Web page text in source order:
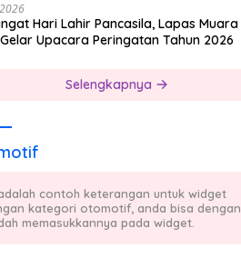
Hari Lahir Pancasila, Lapas Muara
Upacara Peringatan Tahun 2026
Selengkapnya
contoh keterangan untuk widget
kategori otomotif, anda bisa dengan
memasukkannya pada widget.